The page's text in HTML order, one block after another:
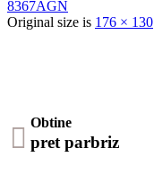
8367AGN
Original size is 176 × 130
 Obtine
pret parbriz